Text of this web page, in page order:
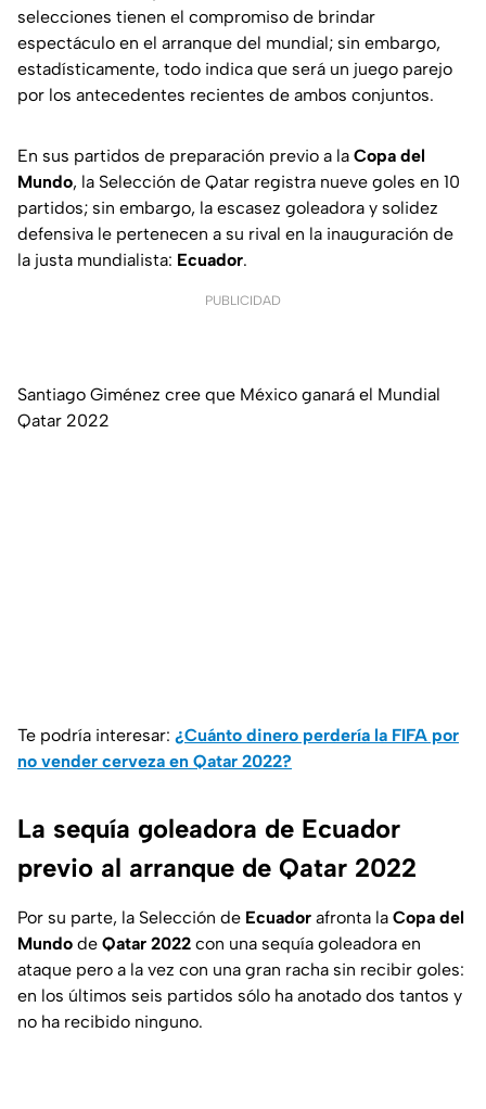
selecciones tienen el compromiso de brindar
espectáculo en el arranque del mundial; sin embargo,
estadísticamente, todo indica que será un juego parejo
por los antecedentes recientes de ambos conjuntos.
En sus partidos de preparación previo a la Copa del
Mundo, la Selección de Qatar registra nueve goles en 10
partidos; sin embargo, la escasez goleadora y solidez
defensiva le pertenecen a su rival en la inauguración de
la justa mundialista: Ecuador.
PUBLICIDAD
Santiago Giménez cree que México ganará el Mundial
Qatar 2022
Te podría interesar: ¿Cuánto dinero perdería la FIFA por
no vender cerveza en Qatar 2022?
La sequía goleadora de Ecuador
previo al arranque de Qatar 2022
Por su parte, la Selección de Ecuador afronta la Copa del
Mundo de Qatar 2022 con una sequía goleadora en
ataque pero a la vez con una gran racha sin recibir goles:
en los últimos seis partidos sólo ha anotado dos tantos y
no ha recibido ninguno.